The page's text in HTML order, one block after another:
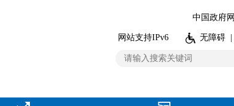
中国政府网
网站支持IPv6 无障碍